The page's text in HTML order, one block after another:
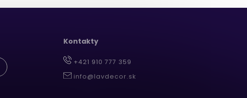
Kontakty
+421 910 777 359
info@lavdecor.sk